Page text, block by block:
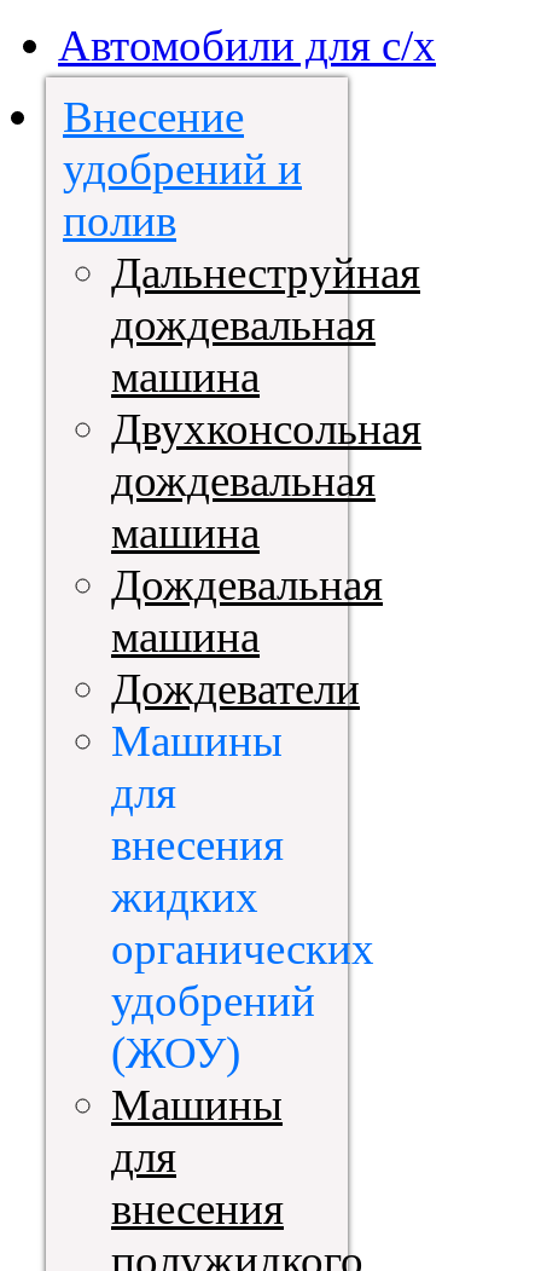
Автомобили для с/х
Внесение
удобрений и
полив
Дальнеструйная
дождевальная
машина
Двухконсольная
дождевальная
машина
Дождевальная
машина
Дождеватели
Машины
для
внесения
жидких
органических
удобрений
(ЖОУ)
Машины
для
внесения
полужидкого